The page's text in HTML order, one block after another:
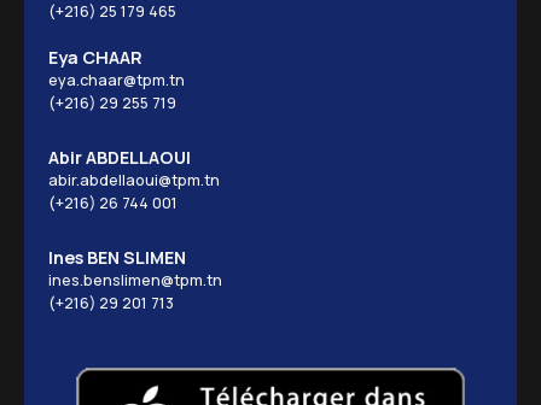
(+216) 25 179 465
Eya CHAAR
eya.chaar@tpm.tn
(+216) 29 255 719
Abir ABDELLAOUI
abir.abdellaoui@tpm.tn
(+216) 26 744 001
Ines BEN SLIMEN
ines.benslimen@tpm.tn
(+216) 29 201 713